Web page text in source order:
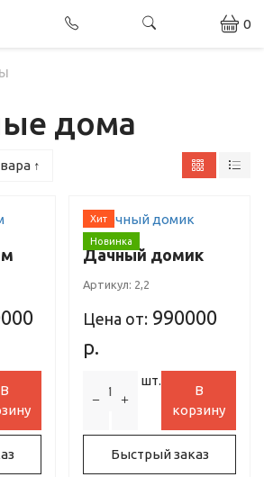
0
дома
↑
В
Хит
Новинка
Дачный домик
Артикул: 2,2
Цена от: 990000
р.
шт.
В
корзину
Быстрый заказ